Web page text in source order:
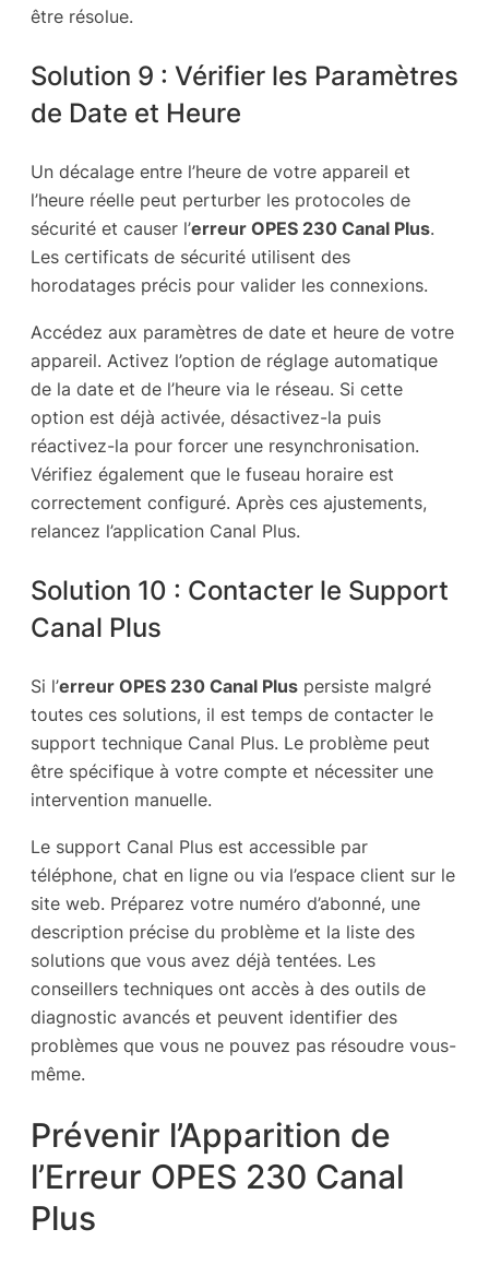
être résolue.
Solution 9 : Vérifier les Paramètres
de Date et Heure
Un décalage entre l’heure de votre appareil et
l’heure réelle peut perturber les protocoles de
sécurité et causer l’erreur OPES 230 Canal Plus.
Les certificats de sécurité utilisent des
horodatages précis pour valider les connexions.
Accédez aux paramètres de date et heure de votre
appareil. Activez l’option de réglage automatique
de la date et de l’heure via le réseau. Si cette
option est déjà activée, désactivez-la puis
réactivez-la pour forcer une resynchronisation.
Vérifiez également que le fuseau horaire est
correctement configuré. Après ces ajustements,
relancez l’application Canal Plus.
Solution 10 : Contacter le Support
Canal Plus
Si l’erreur OPES 230 Canal Plus persiste malgré
toutes ces solutions, il est temps de contacter le
support technique Canal Plus. Le problème peut
être spécifique à votre compte et nécessiter une
intervention manuelle.
Le support Canal Plus est accessible par
téléphone, chat en ligne ou via l’espace client sur le
site web. Préparez votre numéro d’abonné, une
description précise du problème et la liste des
solutions que vous avez déjà tentées. Les
conseillers techniques ont accès à des outils de
diagnostic avancés et peuvent identifier des
problèmes que vous ne pouvez pas résoudre vous-
même.
Prévenir l’Apparition de
l’Erreur OPES 230 Canal
Plus